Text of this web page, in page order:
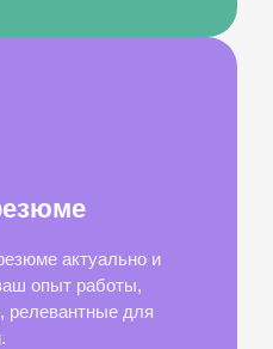
актуально и
опыт работы,
релевантные для